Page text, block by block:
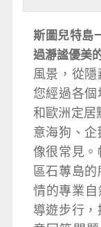
斯圖兒特島
過瀞謐優美
風景，從
您經過各
和歐洲定居
意海狗、
像很常見。
區石蓴島
情的專業自
導遊步行